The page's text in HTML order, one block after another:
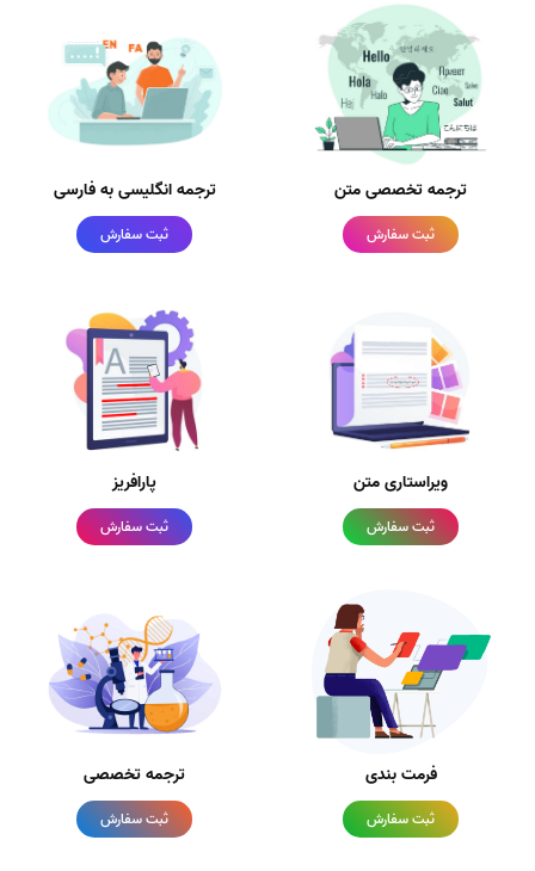
ترجمه تخصصی متن
ثبت سفارش
ترجمه انگلیسی به فارسی
ثبت سفارش
ویراستاری متن
ثبت سفارش
پارافریز
ثبت سفارش
فرمت بندی
ثبت سفارش
ترجمه تخصصی
ثبت سفارش